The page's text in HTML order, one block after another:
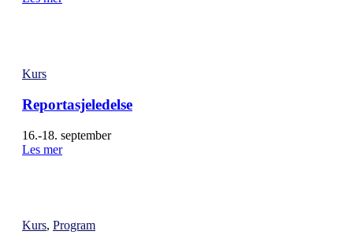
Kurs
Reportasjeledelse
16.-18. september
Les mer
Kurs, Program